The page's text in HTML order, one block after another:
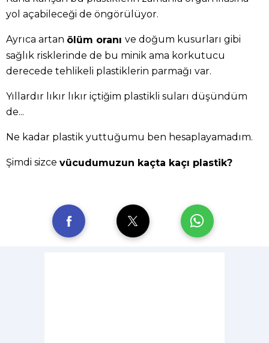
yol açabileceği de öngörülüyor.
Ayrıca artan ölüm oranı ve doğum kusurları gibi
sağlık risklerinde de bu minik ama korkutucu
derecede tehlikeli plastiklerin parmağı var.
Yıllardır lıkır lıkır içtiğim plastikli suları düşündüm
de...
Ne kadar plastik yuttuğumu ben hesaplayamadım.
Şimdi sizce vücudumuzun kaçta kaçı plastik?